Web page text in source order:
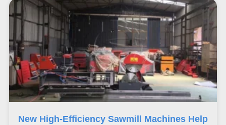
New High-Efficiency Sawmill Machines Help